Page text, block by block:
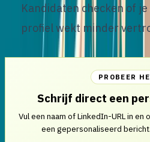
Kandidaten checken of
profiel wekt minder
PROBEER
Schrijf direct een
Vul een naam of LinkedIn-URL in
een gepersonaliseerd